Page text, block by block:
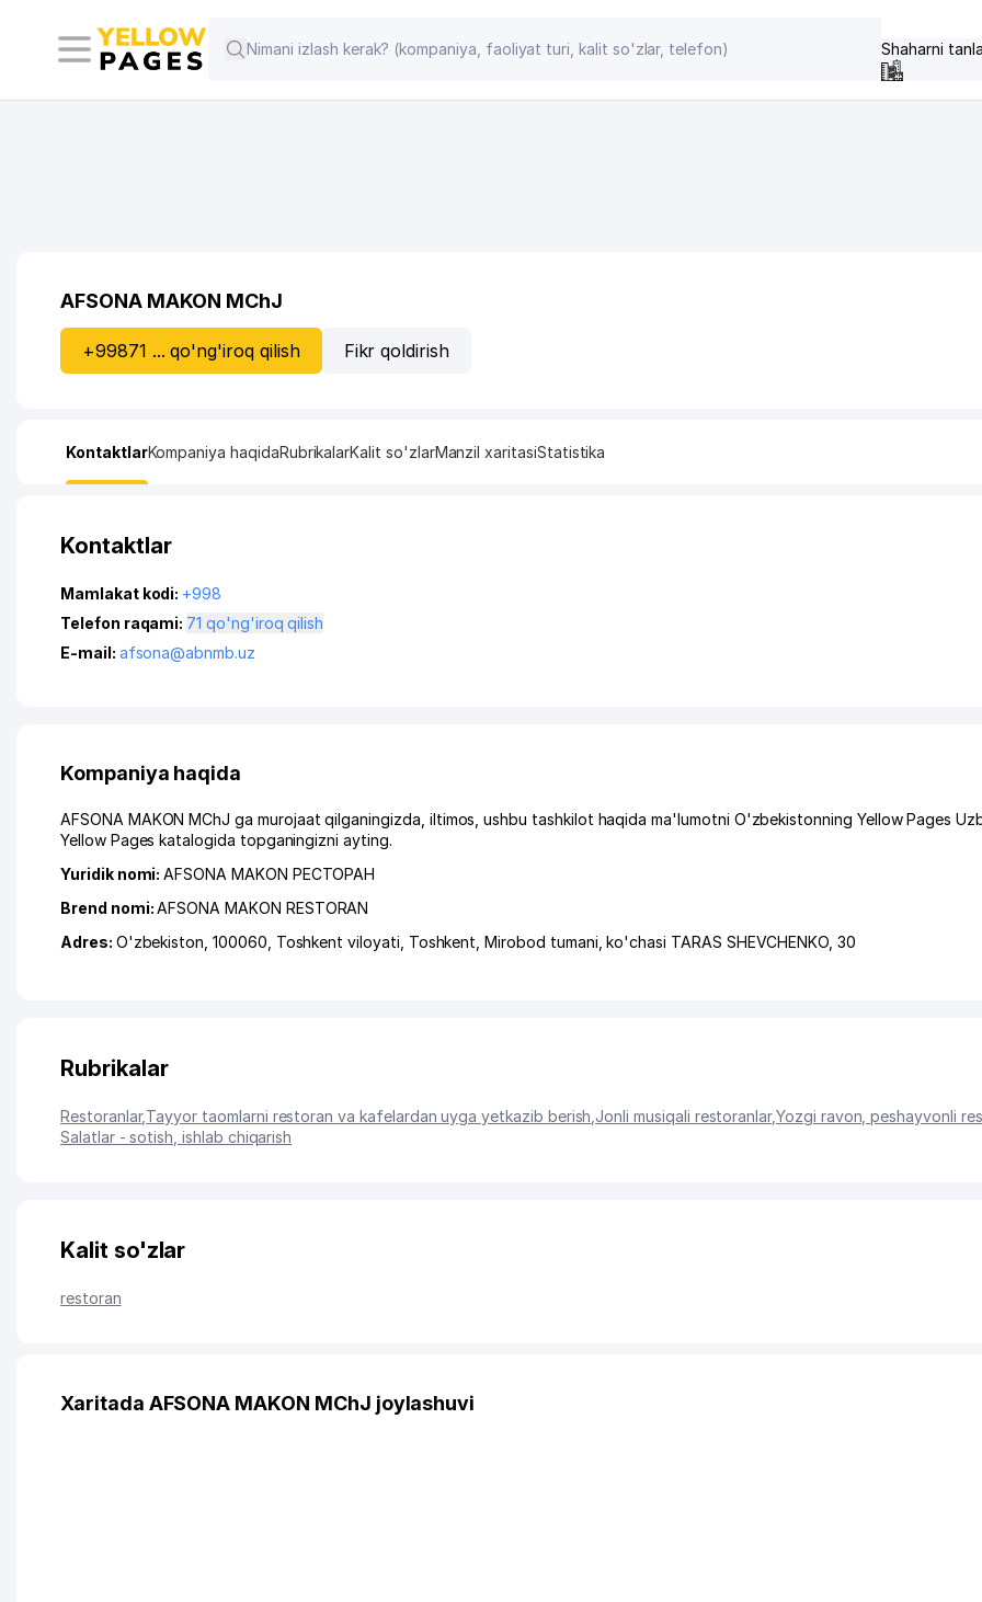
Shaharni
AFSONA MAKON MChJ
+99871 ... qo'ng'iroq qilish Fikr qoldirish
KontaktlarKompaniya haqidaRubrikalarKalit so'zlarManzil xaritasiStatistika
Kontaktlar
Mamlakat kodi: +998
Telefon raqami:
71 qo'ng'iroq qilish
E-mail: afsona@abnmb.uz
Kompaniya haqida
AFSONA MAKON MChJ ga murojaat qilganingizda, iltimos, ushbu tashkilot haqida ma'lumotni O'zbekistonning Yellow Pages
Yellow Pages katalogida topganingizni ayting.
Yuridik nomi:AFSONA MAKON РЕСТОРАН
Brend nomi:AFSONA MAKON RESTORAN
Adres: O'zbekiston, 100060, Toshkent viloyati Toshkent ,Mirobod tumani ,ko'chasi TARAS SHEVCHENKO , 30
Rubrikalar
Restoranlar,Tayyor taomlarni restoran va kafelardan uyga yetkazib berish ,Jonli musiqali restoranlar,Yozgi ravon, peshayvonli
Salatlar - sotish, ishlab chiqarish
Kalit so'zlar
restoran
Xaritada AFSONA MAKON MChJ joylashuvi